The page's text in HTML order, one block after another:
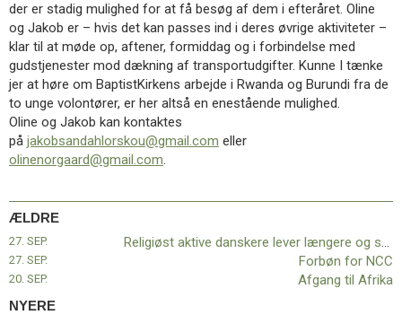
9.0:
Forside
10.0:
Nyheder
11.0:
Kalender
12.0:
Inspiration
13.0:
Værktøjskassen
14.0:
Mission
15.0:
Om
BaptistKirken
16.0:
Kontakt
indlæg:
om
’koranloven’
indlæg:
Religiøst
der er stadig mulighed for at få besøg af dem i efteråret. Oline
og Jakob er – hvis det kan passes ind i deres øvrige aktiviteter –
klar til at møde op, aftener, formiddag og i forbindelse med
gudstjenester mod dækning af transportudgifter. Kunne I tænke
jer at høre om BaptistKirkens arbejde i Rwanda og Burundi fra de
to unge volontører, er her altså en enestående mulighed.
Oline og Jakob kan kontaktes
på jakobsandahlorskou@gmail.com eller
olinenorgaard@gmail.com.
ÆLDRE
27. SEP. Religiøst aktive danskere lever længere og sundere
27. SEP. Forbøn for NCC
20. SEP. Afgang til Afrika
NYERE